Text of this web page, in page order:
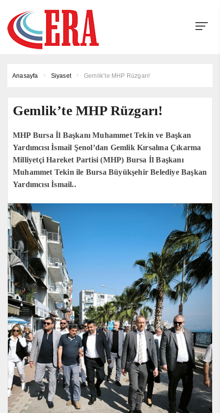
Anasayfa Siyaset Gemlik’te MHP Rüzgarı!
Gemlik’te MHP Rüzgarı!
MHP Bursa İl Başkanı Muhammet Tekin ve Başkan
Yardımcısı İsmail Şenol’dan Gemlik Kırsalına Çıkarma
Milliyetçi Hareket Partisi (MHP) Bursa İl Başkanı
Muhammet Tekin ile Bursa Büyükşehir Belediye Başkan
Yardımcısı İsmail..